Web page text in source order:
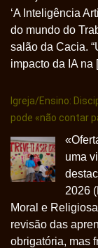
‘A Inteligência
do mundo do
salão da Cacia.
impacto da IA na
Igreja/Ensino:
pode «não contar
uma
2026
Moral e
revisão das
obrigatória, mas